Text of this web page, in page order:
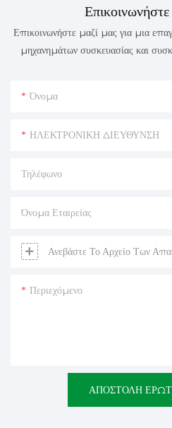
Επικοινωνήστε μαζί μας για μια
μηχανημάτων συσκευασίας και
Όνομα
ΗΛΕΚΤΡΟΝΙΚΗ ΔΙΕΥΘΥΝΣΗ
Τηλέφωνο
Όνομα Εταιρείας
Ανεβάστε Το Αρχείο Των
Περιεχόμενο
ΑΠΟΣΤΟΛΉ